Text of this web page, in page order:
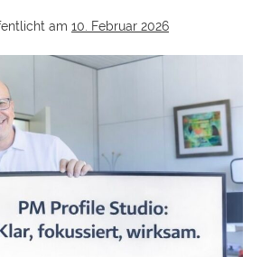
am 10. Februar 2026